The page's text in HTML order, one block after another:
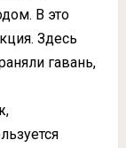
В это
Здесь
гавань,